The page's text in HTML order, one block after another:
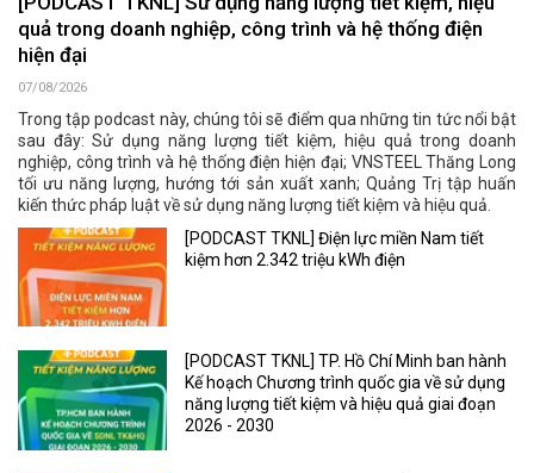
quả trong doanh nghiệp, công trình và hệ thống điện
hiện đại
07/08/2026
Trong tập podcast này, chúng tôi sẽ điểm qua những tin tức nổi bật
sau đây: Sử dụng năng lượng tiết kiệm, hiệu quả trong doanh
nghiệp, công trình và hệ thống điện hiện đại; VNSTEEL Thăng Long
tối ưu năng lượng, hướng tới sản xuất xanh; Quảng Trị tập huấn
kiến thức pháp luật về sử dụng năng lượng tiết kiệm và hiệu quả.
[PODCAST TKNL] Điện lực miền Nam tiết
kiệm hơn 2.342 triệu kWh điện
[PODCAST TKNL] TP. Hồ Chí Minh ban hành
Kế hoạch Chương trình quốc gia về sử dụng
năng lượng tiết kiệm và hiệu quả giai đoạn
2026 - 2030